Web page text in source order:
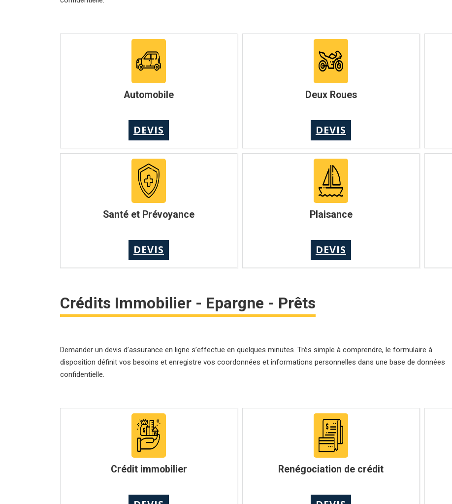
Automobile
DEVIS
Deux Roues
DEVIS
Santé et Prévoyance
DEVIS
Plaisance
DEVIS
Crédits Immobilier - Epargne - Prêts
Demander un devis d’assurance en ligne s’effectue en quelques minutes. Très simple à comprendre, le formulaire à
disposition définit vos besoins et enregistre vos coordonnées et informations personnelles dans une base de données
confidentielle.
Crédit immobilier Renégociation de crédit